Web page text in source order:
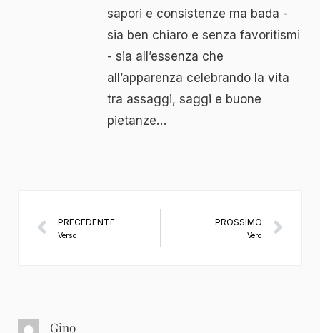
sapori e consistenze ma bada -
sia ben chiaro e senza favoritismi
- sia all’essenza che
all’apparenza celebrando la vita
tra assaggi, saggi e buone
pietanze…
PRECEDENTE
Verso
PROSSIMO
Vero
Gino